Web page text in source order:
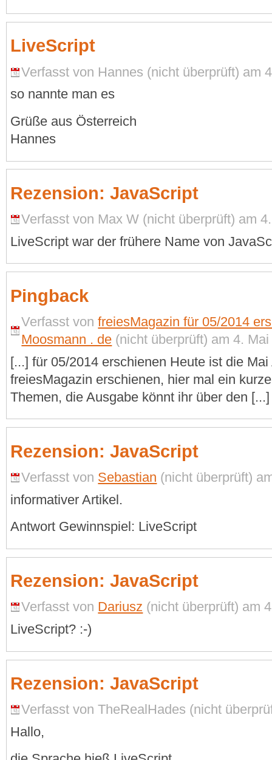
LiveScript
Verfasst von Hannes (nicht überprüft) am
so nannte man es
Grüße aus Österreich
Hannes
Rezension: JavaScript
Verfasst von Max W (nicht überprüft) am
LiveScript war der frühere Name von
Pingback
Verfasst vonfreiesMagazin für 05/2014
Moosmann . de (nicht überprüft) am 4.
[...] für 05/2014 erschienen Heute ist die
freiesMagazin erschienen, hier mal ein
Themen, die Ausgabe könnt ihr über den [...]
Rezension: JavaScript
Verfasst von Sebastian (nicht überprüft)
informativer Artikel.
Antwort Gewinnspiel: LiveScript
Rezension: JavaScript
Verfasst von Dariusz (nicht überprüft) am
LiveScript? :-)
Rezension: JavaScript
Verfasst von TheRealHades (nicht
Hallo,